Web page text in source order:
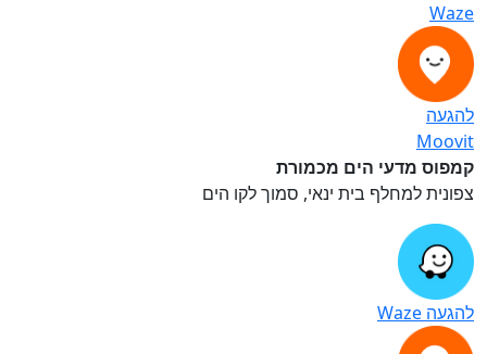
Waze
להגעה
Moovit
קמפוס מדעי הים מכמורת
צפונית למחלף בית ינאי, סמוך לקו הים
להגעה Waze